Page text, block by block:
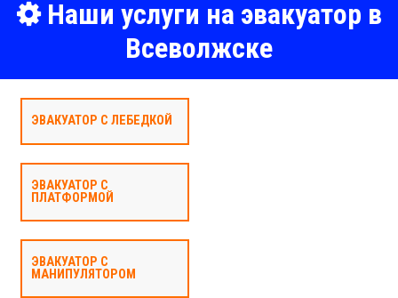
Наши услуги на эвакуатор в
Всеволжске
ЭВАКУАТОР С ЛЕБЕДКОЙ
ЭВАКУАТОР С
ПЛАТФОРМОЙ
ЭВАКУАТОР С
МАНИПУЛЯТОРОМ